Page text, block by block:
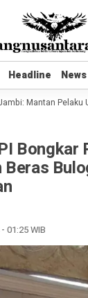
Headline News
Headline News
Mantan Pelaku
Bongkar
01:25 WIB